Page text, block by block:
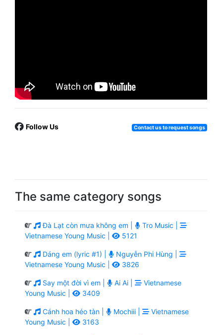
Follow Us Contact us to request songs
The same category songs
Đà Lạt còn mưa không em |
Tro Music |
Vietnamese Young Music |
5121
Dáng em (lyric #1) |
Nguyễn Phi Hùng |
Vietnamese Young Music |
3826
Say một đời vì em | Ai Ai |
Vietnamese
Young Music |
3409
Cánh hoa héo tàn | Mochiii |
Vietnamese
Young Music |
3163